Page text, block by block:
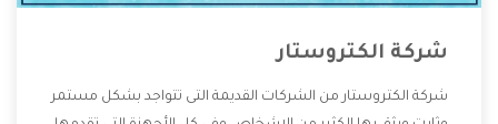
شركة الكتروستار
شركة الكتروستار من الشركات القديمة التى تتواجد بشكل مستمر